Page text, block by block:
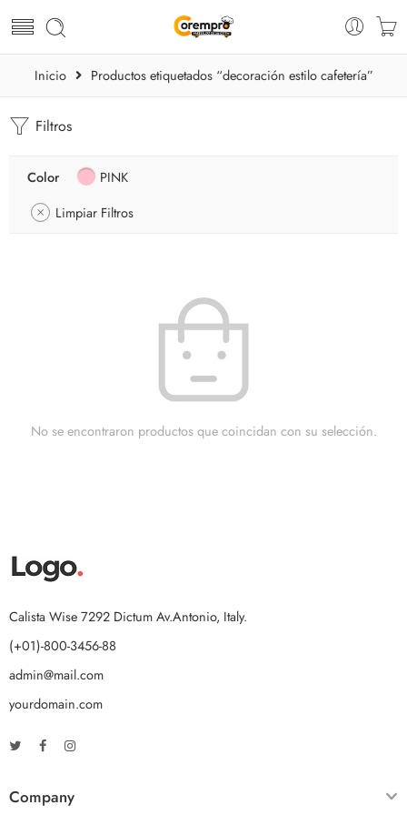
Inicio Productos etiquetados “decoración estilo cafetería”
Filtros
Color
PINK
Limpiar Filtros
No se encontraron productos que coincidan con su selección.
Calista Wise 7292 Dictum Av.Antonio, Italy.
(+01)-800-3456-88
admin@mail.com
yourdomain.com
Company